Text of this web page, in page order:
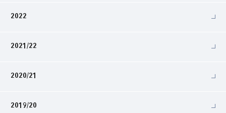
2022
2021/22
2020/21
2019/20